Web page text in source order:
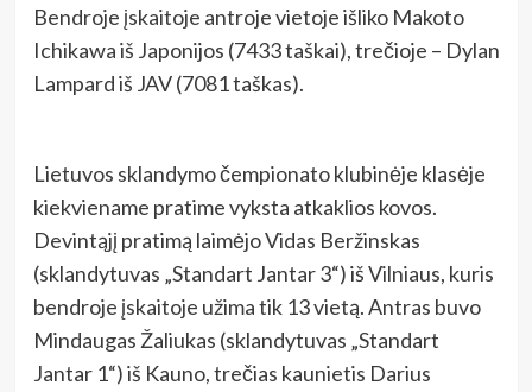
Bendroje įskaitoje antroje vietoje išliko Makoto
Ichikawa iš Japonijos (7433 taškai), trečioje – Dylan
Lampard iš JAV (7081 taškas).
Lietuvos sklandymo čempionato klubinėje klasėje
kiekviename pratime vyksta atkaklios kovos.
Devintąjį pratimą laimėjo Vidas Beržinskas
(sklandytuvas „Standart Jantar 3“) iš Vilniaus, kuris
bendroje įskaitoje užima tik 13 vietą. Antras buvo
Mindaugas Žaliukas (sklandytuvas „Standart
Jantar 1“) iš Kauno, trečias kaunietis Darius